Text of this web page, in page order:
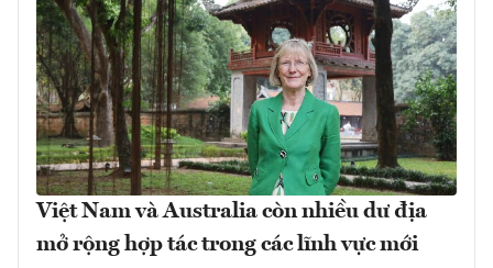
Việt Nam và Australia còn nhiều dư địa
mở rộng hợp tác trong các lĩnh vực mới